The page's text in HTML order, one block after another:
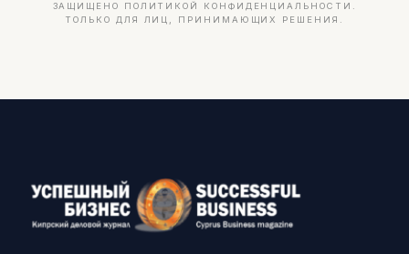
ЗАЩИЩЕНО ПОЛИТИКОЙ КОНФИДЕНЦИАЛЬНОСТИ.
ТОЛЬКО ДЛЯ ЛИЦ, ПРИНИМАЮЩИХ РЕШЕНИЯ.